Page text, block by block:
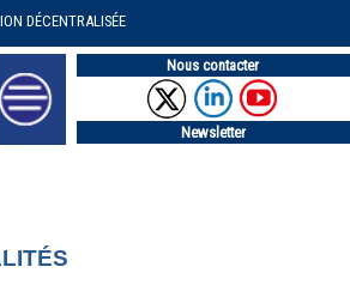
DÉCENTRALISÉE
Nous contacter
Newsletter